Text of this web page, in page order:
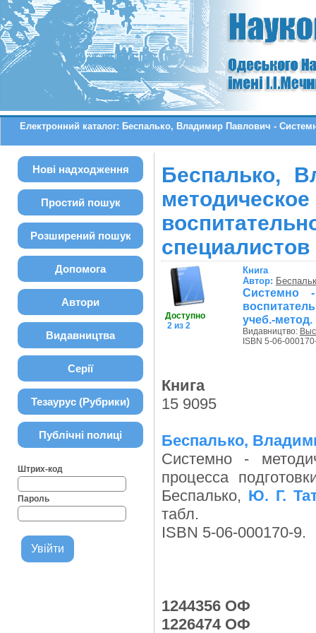
Електронний каталог: Беспалько, Владимир Павлович -
Нові надходження
Простий пошук
Розширений пошук
Допомога
Автори
Видавництва
Серії
Тезаурус (Рубрики)
Публічні полиці
Штрих-код
Пароль
Беспалько,
специалистов
Доступно
2 из 2
Книга
Автор:
Системно
учеб.-
Видавництво:
ISBN 5-06-
Книга
15 9095
Беспалько,
Системно -
процесса
Беспалько, Ю. Г.
табл.
ISBN 5-06-000170-9.
1244356 ОФ
1226474 ОФ